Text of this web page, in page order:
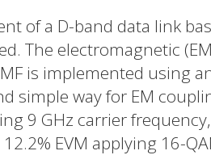
of a D-band data link
The electromagnetic
is implemented using
simple way for EM
9 GHz carrier
EVM applying 16-